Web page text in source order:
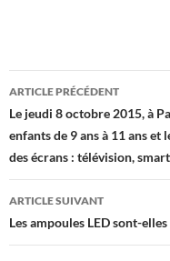
Navigation
des
articles
ARTICLE PRÉCÉDENT
Le jeudi 8 octobre 2015, à
enfants de 9 ans à 11 ans
des écrans : télévision,
ARTICLE SUIVANT
Les ampoules LED sont-